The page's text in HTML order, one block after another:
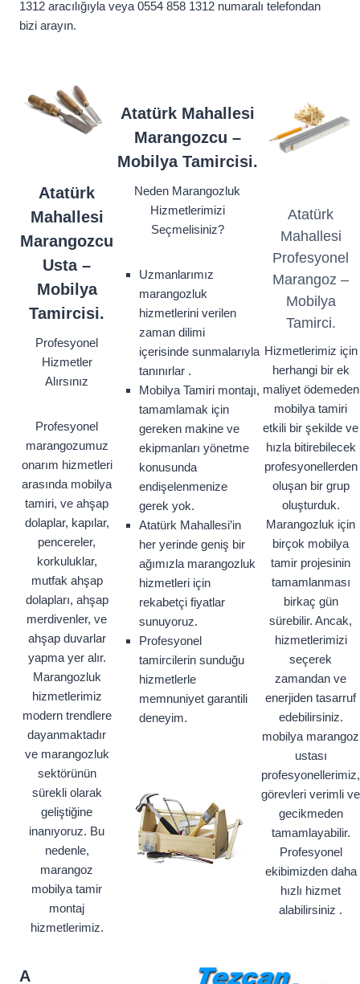
1312 aracılığıyla veya 0554 858 1312 numaralı telefondan
bizi arayın.
Atatürk
Mahallesi
Marangozcu
Usta –
Mobilya
Tamircisi.
Profesyonel
Hizmetler
Alırsınız
Profesyonel
marangozumuz
onarım hizmetleri
arasında mobilya
tamiri, ve ahşap
dolaplar, kapılar,
pencereler,
korkuluklar,
mutfak ahşap
dolapları, ahşap
merdivenler, ve
ahşap duvarlar
yapma yer alır.
Marangozluk
hizmetlerimiz
modern trendlere
dayanmaktadır
ve marangozluk
sektörünün
sürekli olarak
geliştiğine
inanıyoruz. Bu
nedenle,
marangoz
mobilya tamir
montaj
hizmetlerimiz.
Atatürk Mahallesi
Marangozcu –
Mobilya Tamircisi.
Neden Marangozluk
Hizmetlerimizi
Seçmelisiniz?
Uzmanlarımız
marangozluk
hizmetlerini verilen
zaman dilimi
içerisinde sunmalarıyla
tanınırlar .
Mobilya Tamiri montajı,
tamamlamak için
gereken makine ve
ekipmanları yönetme
konusunda
endişelenmenize
gerek yok.
Atatürk Mahallesi’in
her yerinde geniş bir
ağımızla marangozluk
hizmetleri için
rekabetçi fiyatlar
sunuyoruz.
Profesyonel
tamircilerin sunduğu
hizmetlerle
memnuniyet garantili
deneyim.
Atatürk
Mahallesi
Profesyonel
Marangoz –
Mobilya
Tamirci.
Hizmetlerimiz için
herhangi bir ek
maliyet ödemeden
mobilya tamiri
etkili bir şekilde ve
hızla bitirebilecek
profesyonellerden
oluşan bir grup
oluşturduk.
Marangozluk için
birçok mobilya
tamir projesinin
tamamlanması
birkaç gün
sürebilir. Ancak,
hizmetlerimizi
seçerek
zamandan ve
enerjiden tasarruf
edebilirsiniz.
mobilya marangoz
ustası
profesyonellerimiz,
görevleri verimli ve
gecikmeden
tamamlayabilir.
Profesyonel
ekibimizden daha
hızlı hizmet
alabilirsiniz .
A